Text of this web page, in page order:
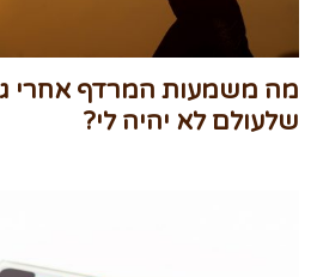
מה משמעות המרדף אחרי
שלעולם לא יהיה לי?